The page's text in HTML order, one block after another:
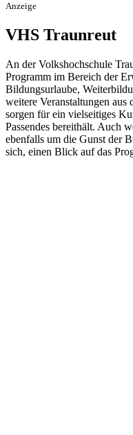
Anzeige
VHS Traunreut
An der Volkshochschule
Programm im Bereich der
Bildungsurlaube,
weitere Veranstaltungen aus
sorgen für ein vielseitiges
Passendes bereithält. Auch
ebenfalls um die Gunst der
sich, einen Blick auf das